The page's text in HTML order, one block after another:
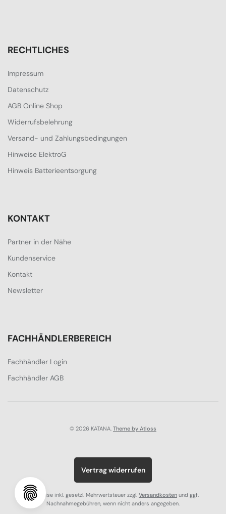
RECHTLICHES
Impressum
Datenschutz
AGB Online Shop
Widerrufsbelehrung
Versand- und Zahlungsbedingungen
Hinweise ElektroG
Hinweis Batterieentsorgung
KONTAKT
Partner in der Nähe
Kundenservice
Kontakt
Newsletter
FACHHÄNDLERBEREICH
Fachhändler Login
Fachhändler AGB
© 2026 KATANA. Theme by Atloss
Vertrag widerrufen
Alle Preise inkl. gesetzl. Mehrwertsteuer zzgl. Versandkosten und ggf.
Nachnahmegebühren, wenn nicht anders angegeben.